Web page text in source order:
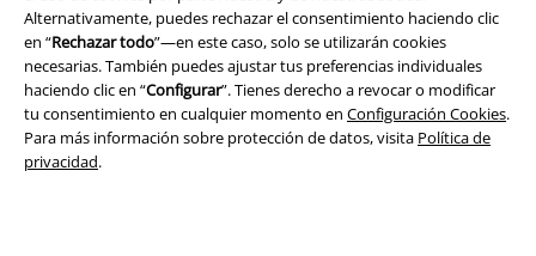
Alternativamente, puedes rechazar el consentimiento haciendo clic
en “Rechazar todo”—en este caso, solo se utilizarán cookies
necesarias. También puedes ajustar tus preferencias individuales
haciendo clic en “Configurar”. Tienes derecho a revocar o modificar
tu consentimiento en cualquier momento en Configuración Cookies.
Para más información sobre protección de datos, visita Política de
privacidad.
Aviso Legal
Ley protección de datos
Eliminación de residuos y protección del medioambiente
Declaración de Conformidad